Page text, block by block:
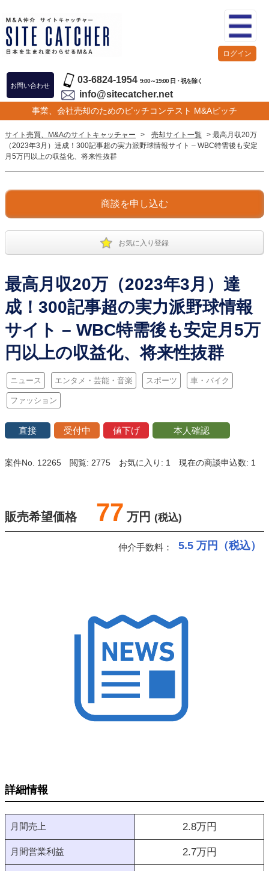
お問い合わせ
03-6824-1954 9:00～19:00 日・祝を除く
info@sitecatcher.net
事業、会社売却のためのピッチコンテスト M&Aピッチ
ログイン
サイト売買、M&Aのサイトキャッチャー > 売却サイト一覧 > 最高月収20万
（2023年3月）達成！300記事超の実力派野球情報サイト – WBC特需後も安定
月5万円以上の収益化、将来性抜群
商談を申し込む
お気に入り登録
最高月収20万（2023年3月）達
成！300記事超の実力派野球情報
サイト – WBC特需後も安定月5万
円以上の収益化、将来性抜群
ニュース エンタメ・芸能・音楽 スポーツ 車・バイク
ファッション
直接 受付中 値下げ 本人確認
案件No. 12265 閲覧: 2775 お気に入り: 1 現在の商談申込数: 1
販売希望価格 77 万円 (税込)
仲介手数料： 5.5 万円（税込）
詳細情報
月間売上 2.8万円
月間営業利益 2.7万円